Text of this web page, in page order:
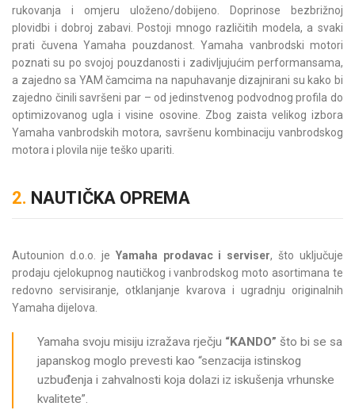
rukovanja i omjeru uloženo/dobijeno. Doprinose bezbrižnoj
plovidbi i dobroj zabavi. Postoji mnogo različitih modela, a svaki
prati čuvena Yamaha pouzdanost. Yamaha vanbrodski motori
poznati su po svojoj pouzdanosti i zadivljujućim performansama,
a zajedno sa YAM čamcima na napuhavanje dizajnirani su kako bi
zajedno činili savršeni par – od jedinstvenog podvodnog profila do
optimizovanog ugla i visine osovine. Zbog zaista velikog izbora
Yamaha vanbrodskih motora, savršenu kombinaciju vanbrodskog
motora i plovila nije teško upariti.
2. NAUTIČKA OPREMA
Autounion d.o.o. je Yamaha prodavac i serviser, što uključuje
prodaju cjelokupnog nautičkog i vanbrodskog moto asortimana te
redovno servisiranje, otklanjanje kvarova i ugradnju originalnih
Yamaha dijelova.
Yamaha svoju misiju izražava rječju “KANDO” što bi se sa
japanskog moglo prevesti kao “senzacija istinskog
uzbuđenja i zahvalnosti koja dolazi iz iskušenja vrhunske
kvalitete”.